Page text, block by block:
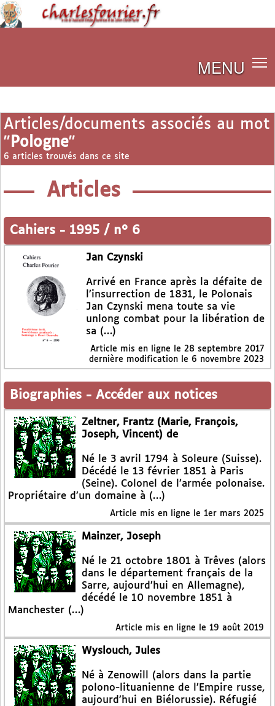
MENU
Articles/documents associés au mot
" Pologne"
6 articles trouvés dans ce site
Articles
Cahiers - 1995 / n° 6
Jan Czynski
Arrivé en France après la défaite de
l’insurrection de 1831, le Polonais
Jan Czynski mena toute sa vie
unlong combat pour la libération de
sa (…)
Article mis en ligne le 28 septembre 2017
dernière modification le 6 novembre 2023
Biographies - Accéder aux notices
Zeltner, Frantz (Marie, François,
Joseph, Vincent) de
Né le 3 avril 1794 à Soleure (Suisse).
Décédé le 13 février 1851 à Paris
(Seine). Colonel de l’armée polonaise.
Propriétaire d’un domaine à (…)
Article mis en ligne le 1er mars 2025
Mainzer, Joseph
Né le 21 octobre 1801 à Trêves (alors
dans le département français de la
Sarre, aujourd’hui en Allemagne),
décédé le 10 novembre 1851 à
Manchester (…)
Article mis en ligne le 19 août 2019
Wyslouch, Jules
Né à Zenowill (alors dans la partie
polono-lituanienne de l’Empire russe,
aujourd’hui en Biélorussie). Réfugié